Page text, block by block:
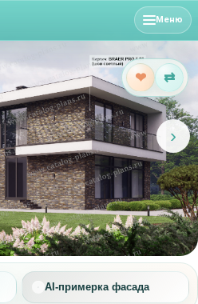
Меню
›
AI-примерка фасада
❤ ⇄